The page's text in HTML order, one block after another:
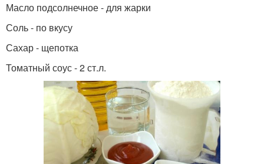
Масло подсолнечное - для жарки
Соль - по вкусу
Сахар - щепотка
Томатный соус - 2 ст.л.